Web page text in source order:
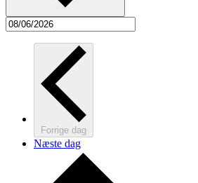
Forrige dag
Næste dag